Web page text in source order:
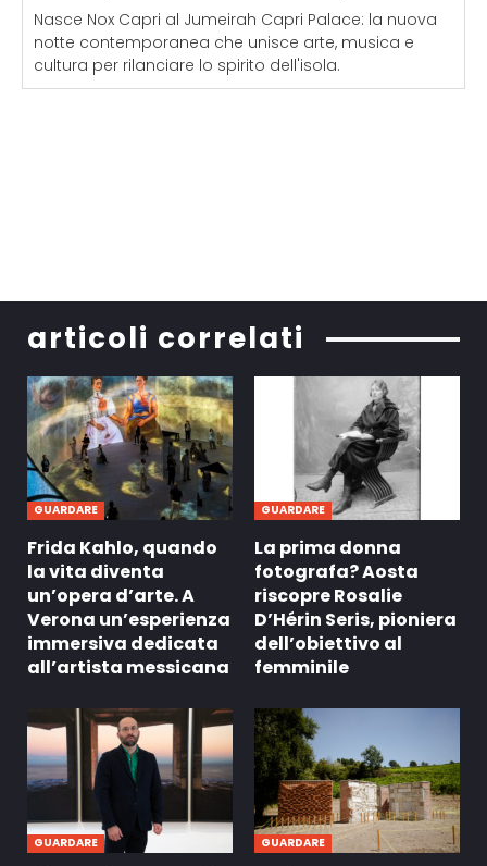
Nasce Nox Capri al Jumeirah Capri Palace: la nuova
notte contemporanea che unisce arte, musica e
cultura per rilanciare lo spirito dell'isola.
articoli correlati
GUARDARE
Frida Kahlo, quando
la vita diventa
un’opera d’arte. A
Verona un’esperienza
immersiva dedicata
all’artista messicana
GUARDARE
La prima donna
fotografa? Aosta
riscopre Rosalie
D’Hérin Seris, pioniera
dell’obiettivo al
femminile
GUARDARE GUARDARE